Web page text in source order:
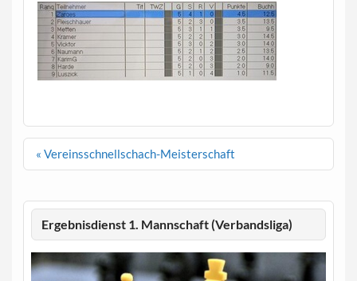
Beitragsnavigation
« Vereinsschnellschach-Meisterschaft
Ergebnisdienst 1. Mannschaft (Verbandsliga)